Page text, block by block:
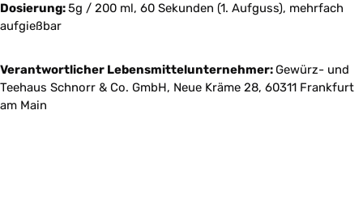
Dosierung:5g / 200 ml, 60 Sekunden (1. Aufguss), mehrfach
aufgießbar
Verantwortlicher Lebensmittelunternehmer:Gewürz- und
Teehaus Schnorr & Co. GmbH, Neue Kräme 28, 60311 Frankfurt
am Main